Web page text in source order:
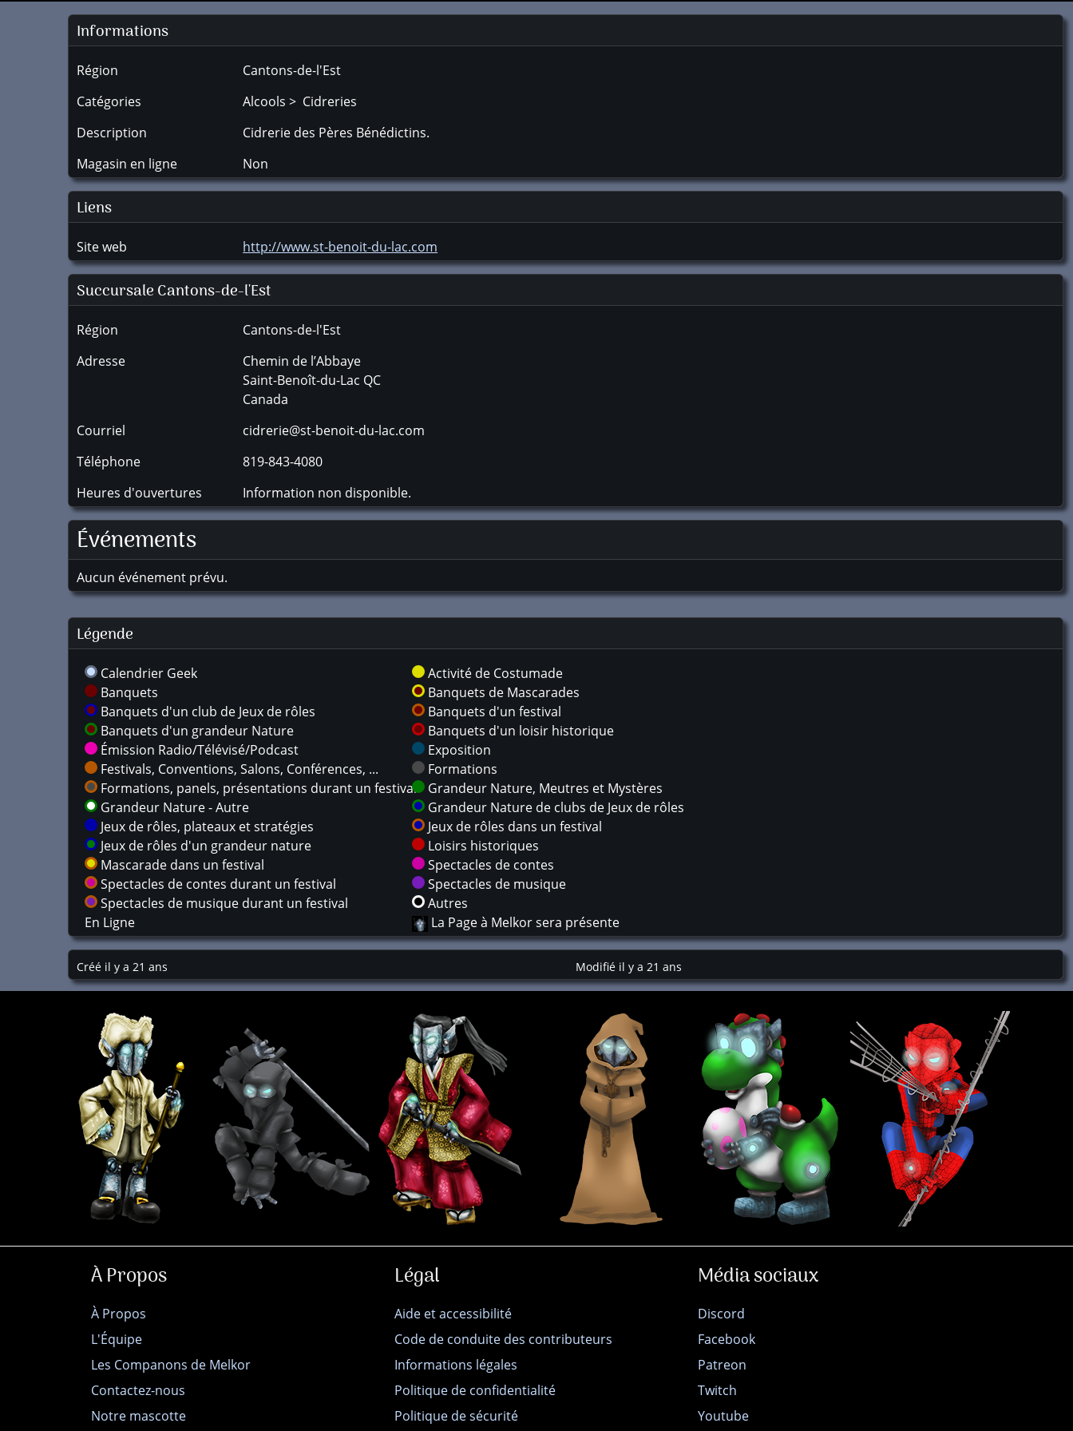
Informations
Région
Cantons-de-l'Est
Catégories
Alcools > Cidreries
Description
Cidrerie des Pères Bénédictins.
Magasin en ligne
Non
Liens
Site web http://www.st-benoit-du-lac.com
SuccursaleCantons-de-l'Est
Région
Cantons-de-l'Est
Adresse
Chemin de l’Abbaye
Saint-Benoît-du-Lac QC
Canada
Courriel
cidrerie@st-benoit-du-lac.com
Téléphone
819-843-4080
Heures d'ouvertures
Information non disponible.
Événements
Aucun événement prévu.
Légende
Calendrier Geek
Activité de Costumade
Banquets
Banquets de Mascarades
Banquets d'un club de Jeux de rôles
Banquets d'un festival
Banquets d'un grandeur Nature
Banquets d'un loisir historique
Émission Radio/Télévisé/Podcast
Exposition
Festivals, Conventions, Salons, Conférences, ...
Formations
Formations, panels, présentations durant un festival
Grandeur Nature, Meutres et Mystères
Grandeur Nature - Autre
Grandeur Nature de clubs de Jeux de rôles
Jeux de rôles, plateaux et stratégies
Jeux de rôles dans un festival
Jeux de rôles d'un grandeur nature
Loisirs historiques
Mascarade dans un festival
Spectacles de contes
Spectacles de contes durant un festival
Spectacles de musique
Spectacles de musique durant un festival
Autres
En Ligne
La Page à Melkor sera présente
Créé il y a 21 ans Modifié il y a 21 ans
À Propos
À Propos
L'Équipe
Les Companons de Melkor
Contactez-nous
Notre mascotte
Légal
Aide et accessibilité
Code de conduite des contributeurs
Informations légales
Politique de confidentialité
Politique de sécurité
Média sociaux
Discord
Facebook
Patreon
Twitch
Youtube